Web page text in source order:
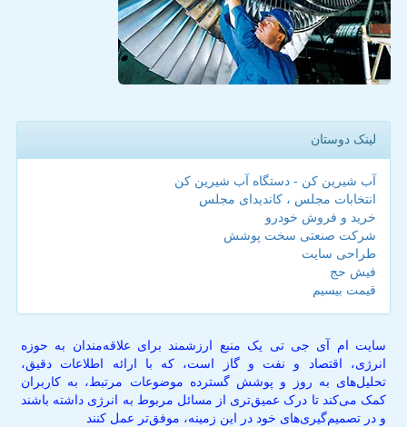
لینک دوستان
آب شیرین کن - دستگاه آب شیرین کن
انتخابات مجلس ، کاندیدای مجلس
خرید و فروش خودرو
شرکت صنعتی سخت پوشش
طراحی سایت
فیش حج
قیمت بیسیم
سایت ام آی جی تی یک منبع ارزشمند برای علاقه‌مندان به حوزه
انرژی، اقتصاد و نفت و گاز است، که با ارائه اطلاعات دقیق،
تحلیل‌های به روز و پوشش گسترده موضوعات مرتبط، به کاربران
کمک می‌کند تا درک عمیق‌تری از مسائل مربوط به انرژی داشته باشند
و در تصمیم‌گیری‌های خود در این زمینه، موفق‌تر عمل کنند